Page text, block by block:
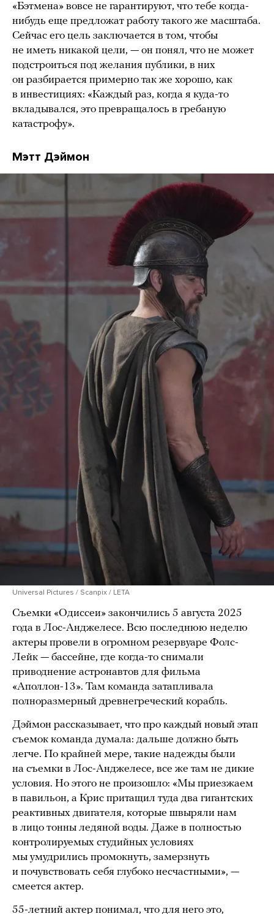
«Бэтмена» вовсе не гарантируют, что тебе когда-
нибудь еще предложат работу такого же масштаба.
Сейчас его цель заключается в том, чтобы
не иметь никакой цели, — он понял, что не может
подстроиться под желания публики, в них
он разбирается примерно так же хорошо, как
в инвестициях: «Каждый раз, когда я куда-то
вкладывался, это превращалось в гребаную
катастрофу».
Мэтт Дэймон
Universal Pictures / Scanpix / LETA
Съемки «Одиссеи» закончились 5 августа 2025
года в Лос-Анджелесе. Всю последнюю неделю
актеры провели в огромном резервуаре Фолс-
Лейк — бассейне, где когда-то снимали
приводнение астронавтов для фильма
«Аполлон-13». Там команда затапливала
полноразмерный древнегреческий корабль.
Дэймон рассказывает, что про каждый новый этап
съемок команда думала: дальше должно быть
легче. По крайней мере, такие надежды были
на съемки в Лос-Анджелесе, все же там не дикие
условия. Но этого не произошло: «Мы приезжаем
в павильон, а Крис притащил туда два гигантских
реактивных двигателя, которые швыряли нам
в лицо тонны ледяной воды. Даже в полностью
контролируемых студийных условиях
мы умудрились промокнуть, замерзнуть
и почувствовать себя глубоко несчастными», —
смеется актер.
55-летний актер понимал, что для него это,